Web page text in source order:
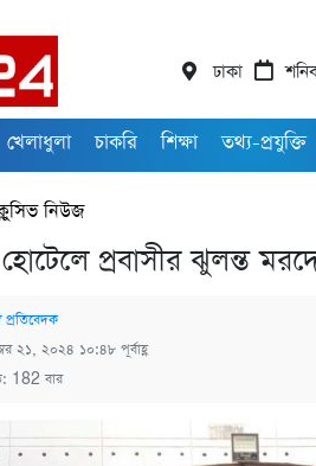
ঢাকা
খেলাধুলা চাকরি শিক্ষা তথ্য-প্রযুক্তি
নিউজ
প্রবাসীর ঝুলন্ত
প্রতিবেদক
২১, ২০২৪ ১০:৪৮ পূর্বাহ্ণ
182 বার